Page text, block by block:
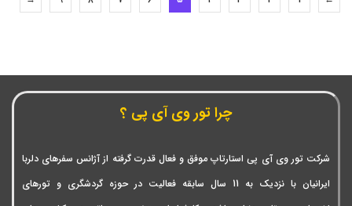
چرا تور وی آی پی ؟
شرکت تور وی آی پی استارتاپ موفق و فعال قدرت گرفته از آژانس سفرهای دلربا
ایرانیان با نزدیک به 11 سال سابقه فعالیت در حوزه گردشگری و تورهای